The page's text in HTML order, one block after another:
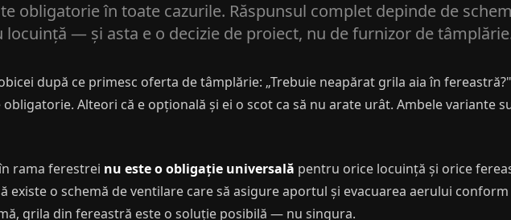
obligatorie în toate cazurile. Răspunsul complet depinde de
locuință — și asta e o decizie de proiect, nu de furnizor de
după ce primesc oferta de tâmplărie: „Trebuie neapărat grila aia în
Alteori că e opțională și ei o scot ca să nu arate urât. Ambele variante
rama ferestrei nu este o obligație universală pentru orice locuință și orice
existe o schemă de ventilare care să asigure aportul și evacuarea aerului
grila din fereastră este o soluție posibilă — nu singura.